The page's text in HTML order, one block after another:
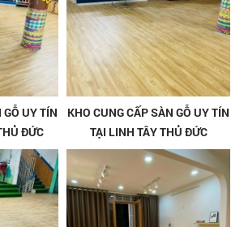
GỖ UY TÍN
ĐỨC
KHO CUNG CẤP SÀN GỖ UY TÍN
TẠI LINH TÂY THỦ ĐỨC